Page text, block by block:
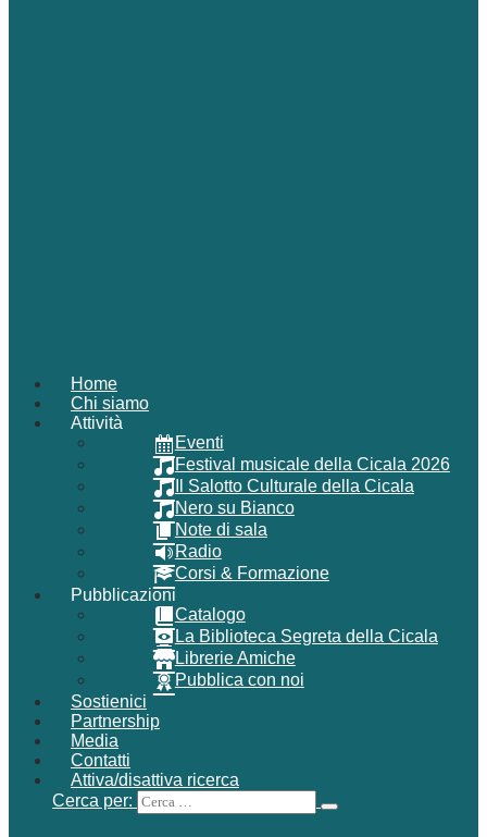
Home
Chi siamo
Attività
Eventi
Festival musicale della Cicala 2026
Il Salotto Culturale della Cicala
Nero su Bianco
Note di sala
Radio
Corsi & Formazione
Pubblicazioni
Catalogo
La Biblioteca Segreta della Cicala
Librerie Amiche
Pubblica con noi
Sostienici
Partnership
Media
Contatti
Attiva/disattiva ricerca
Cerca per: